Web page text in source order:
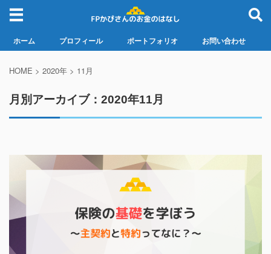
ホーム プロフィール ポートフォリオ お問い合わせ
HOME > 2020年 > 11月
月別アーカイブ：2020年11月